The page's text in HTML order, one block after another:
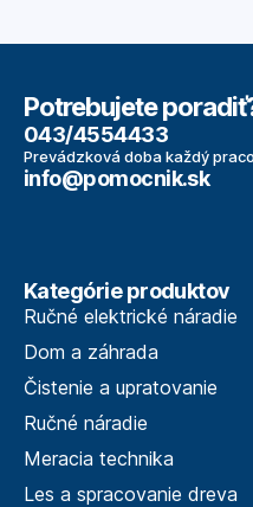
Potrebujete
043/4554433
Prevádzková doba každý
info@pomocnik.sk
Kategórie produktov
Ručné elektrické náradie
Dom a záhrada
Čistenie a upratovanie
Ručné náradie
Meracia technika
Les a spracovanie dreva